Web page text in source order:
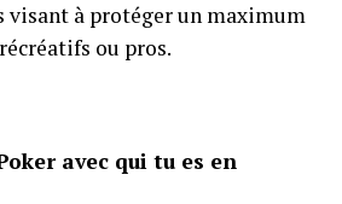
visant à protéger un maximum
ou pros.
avec qui tu es en